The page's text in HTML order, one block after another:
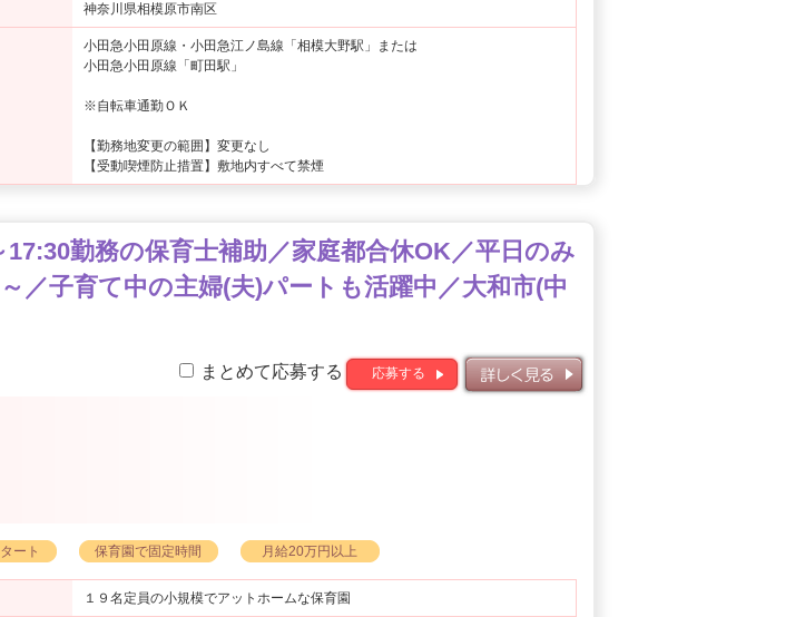
神奈川県相模原市南区
小田急小田原線・小田急江ノ島線「相模大野駅」または
小田急小田原線「町田駅」
※自転車通勤ＯＫ
【勤務地変更の範囲】変更なし
【受動喫煙防止措置】敷地内すべて禁煙
17:30勤務の保育士補助／家庭都合休OK／平日のみ
／子育て中の主婦(夫)パートも活躍中／大和市(中
まとめて応募する 応募する
ート 保育園で固定時間 月給20万円以上
１９名定員の小規模でアットホームな保育園